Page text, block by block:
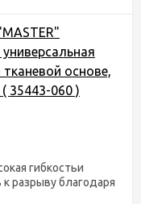
основе,
35443-060 )
гибкостьи
разрыву благодаря